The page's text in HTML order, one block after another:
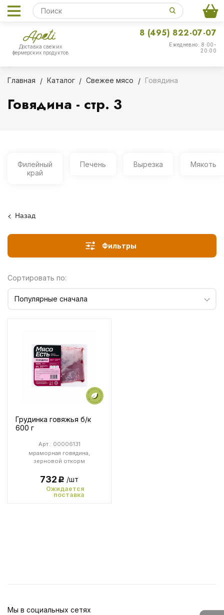
Доставка свежих
фермерских продуктов
Ежедневно: 8:00-
20:00
8 (495) 822-07-07
Главная Каталог Свежее мясо Говядина
Говядина - стр. 3
Филейный
край
Печень Вырезка Мякоть
Назад
Фильтры
Сортировать по:
Популярные сначала
Грудинка говяжья б/к
600 г
мраморная говядина,
зерновой откорм
Арт.: 00006131
732Р /шт
Ожидается
поставка
Мы в социальных сетях